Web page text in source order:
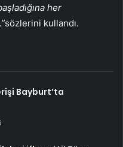
her
sözlerini kullandı.
Bayburt’ta